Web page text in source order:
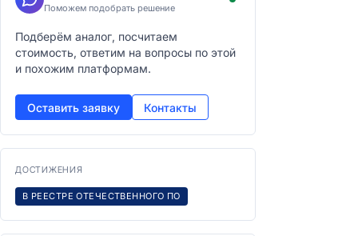
Поможем подобрать решение
Подберём аналог, посчитаем
стоимость, ответим на вопросы по этой
и похожим платформам.
Оставить заявку Контакты
ДОСТИЖЕНИЯ
В РЕЕСТРЕ ОТЕЧЕСТВЕННОГО ПО